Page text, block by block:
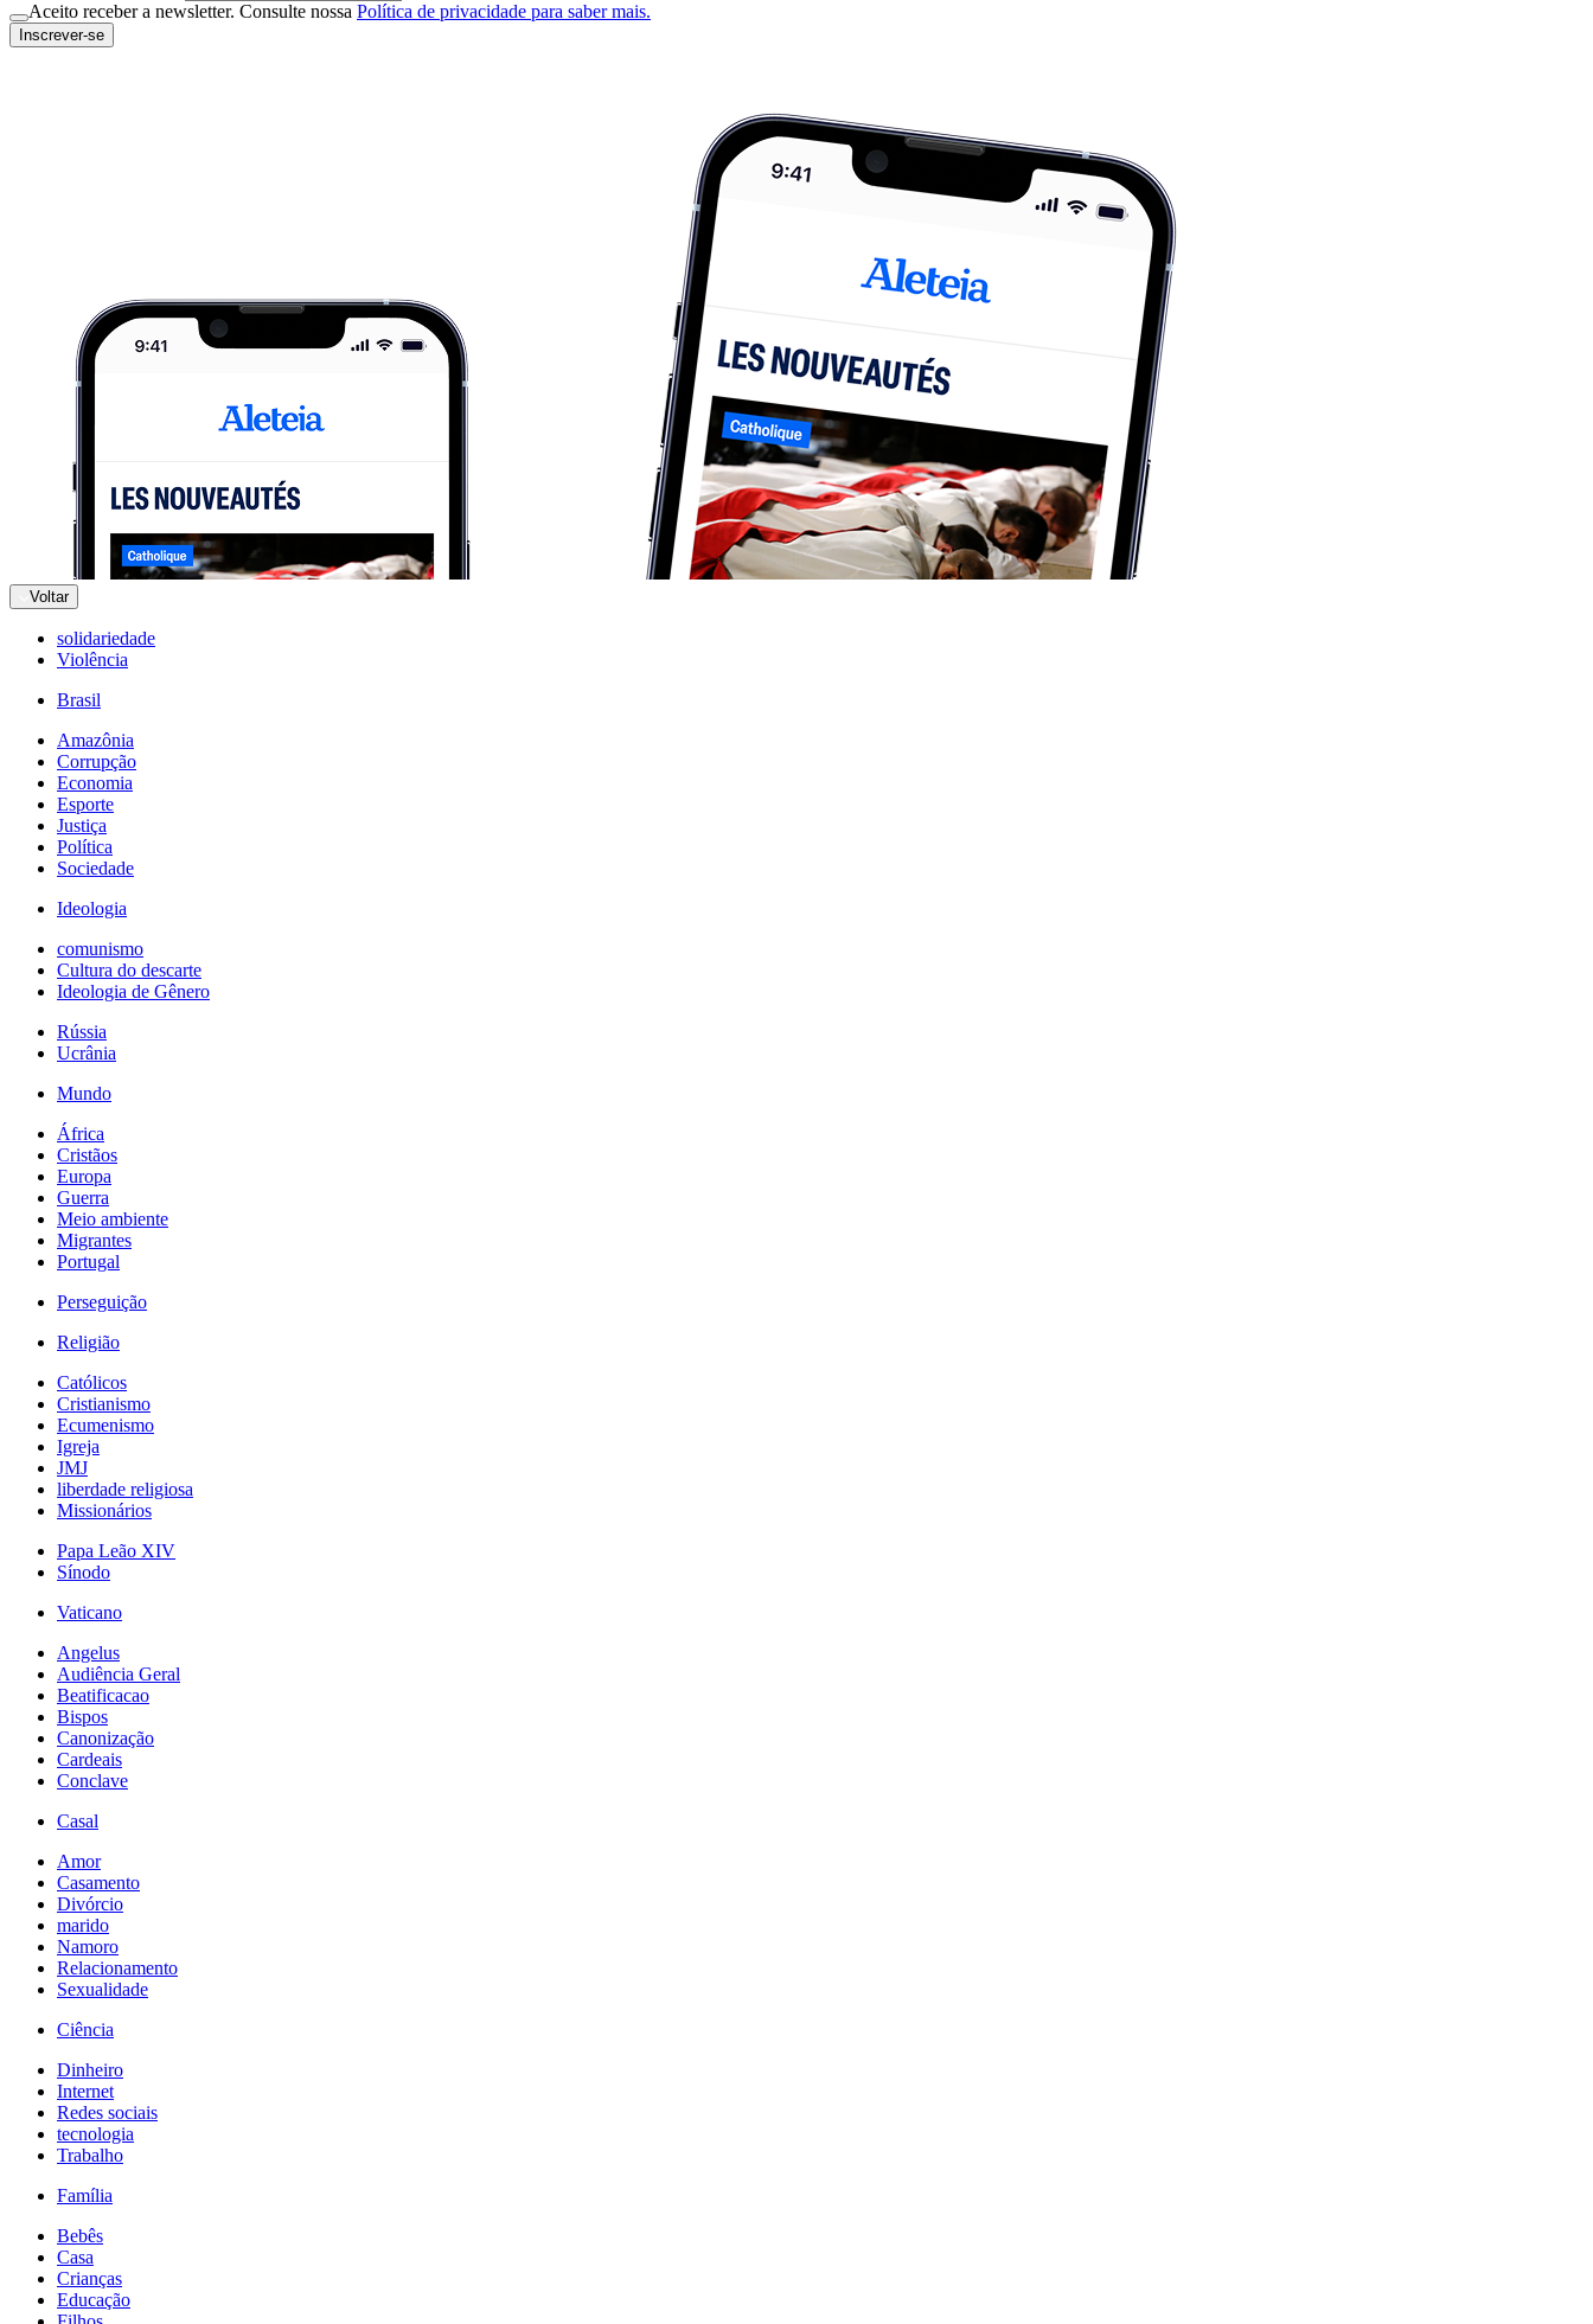
Aceito receber a newsletter. Consulte nossa Política de privacidade para saber mais.
Inscrever-se
Voltar
solidariedade
Violência
Brasil
Amazônia
Corrupção
Economia
Esporte
Justiça
Política
Sociedade
Ideologia
comunismo
Cultura do descarte
Ideologia de Gênero
Rússia
Ucrânia
Mundo
África
Cristãos
Europa
Guerra
Meio ambiente
Migrantes
Portugal
Perseguição
Religião
Católicos
Cristianismo
Ecumenismo
Igreja
JMJ
liberdade religiosa
Missionários
Papa Leão XIV
Sínodo
Vaticano
Angelus
Audiência Geral
Beatificacao
Bispos
Canonização
Cardeais
Conclave
Casal
Amor
Casamento
Divórcio
marido
Namoro
Relacionamento
Sexualidade
Ciência
Dinheiro
Internet
Redes sociais
tecnologia
Trabalho
Família
Bebês
Casa
Crianças
Educação